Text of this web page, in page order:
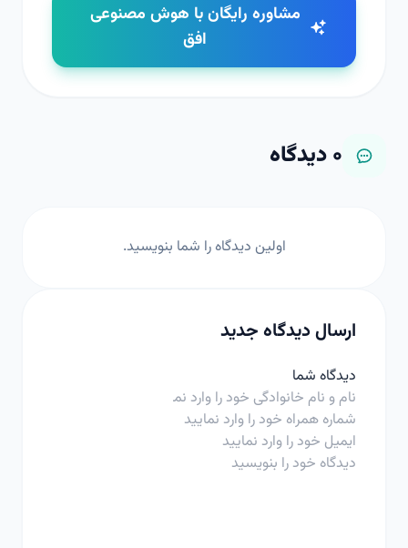
مشاوره رایگان با هوش مصنوعی
افق
۰دیدگاه
اولین دیدگاه را شما بنویسید.
ارسال دیدگاه جدید
دیدگاه شما